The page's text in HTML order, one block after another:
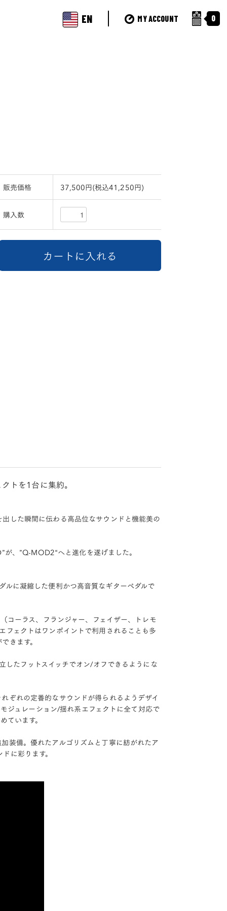
EN MY ACCOUNT 0
販売価格 37,500円(税込41,250円)
購入数
トを1台に集約。
した瞬間に伝わる高品位なサウンドと機能美の
、”Q-MOD2“へと進化を遂げました。
に凝縮した便利かつ高音質なギターペダルで
ーラス、フランジャー、フェイザー、トレモ
フェクトはワンポイントで利用されることも多
きます。
たフットスイッチでオン/オフできるようにな
ぞれの定番的なサウンドが得られるようデザイ
ジュレーション/揺れ系エフェクトに全て対応で
います。
装備。優れたアルゴリズムと丁寧に紡がれたア
に彩ります。